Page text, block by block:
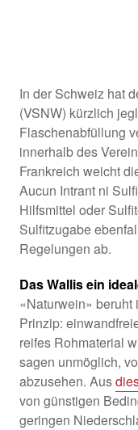
In der Schweiz hat
(VSNW) kürzlich
Flaschenabfüllung
innerhalb des
Frankreich weicht
Aucun Intrant ni
Hilfsmittel oder
Sulfitzugabe
Regelungen ab.
Das Wallis ein
«Naturwein» beruht
Prinzip:
reifes Rohmaterial
sagen unmöglich,
abzusehen. Aus
von günstigen
geringen